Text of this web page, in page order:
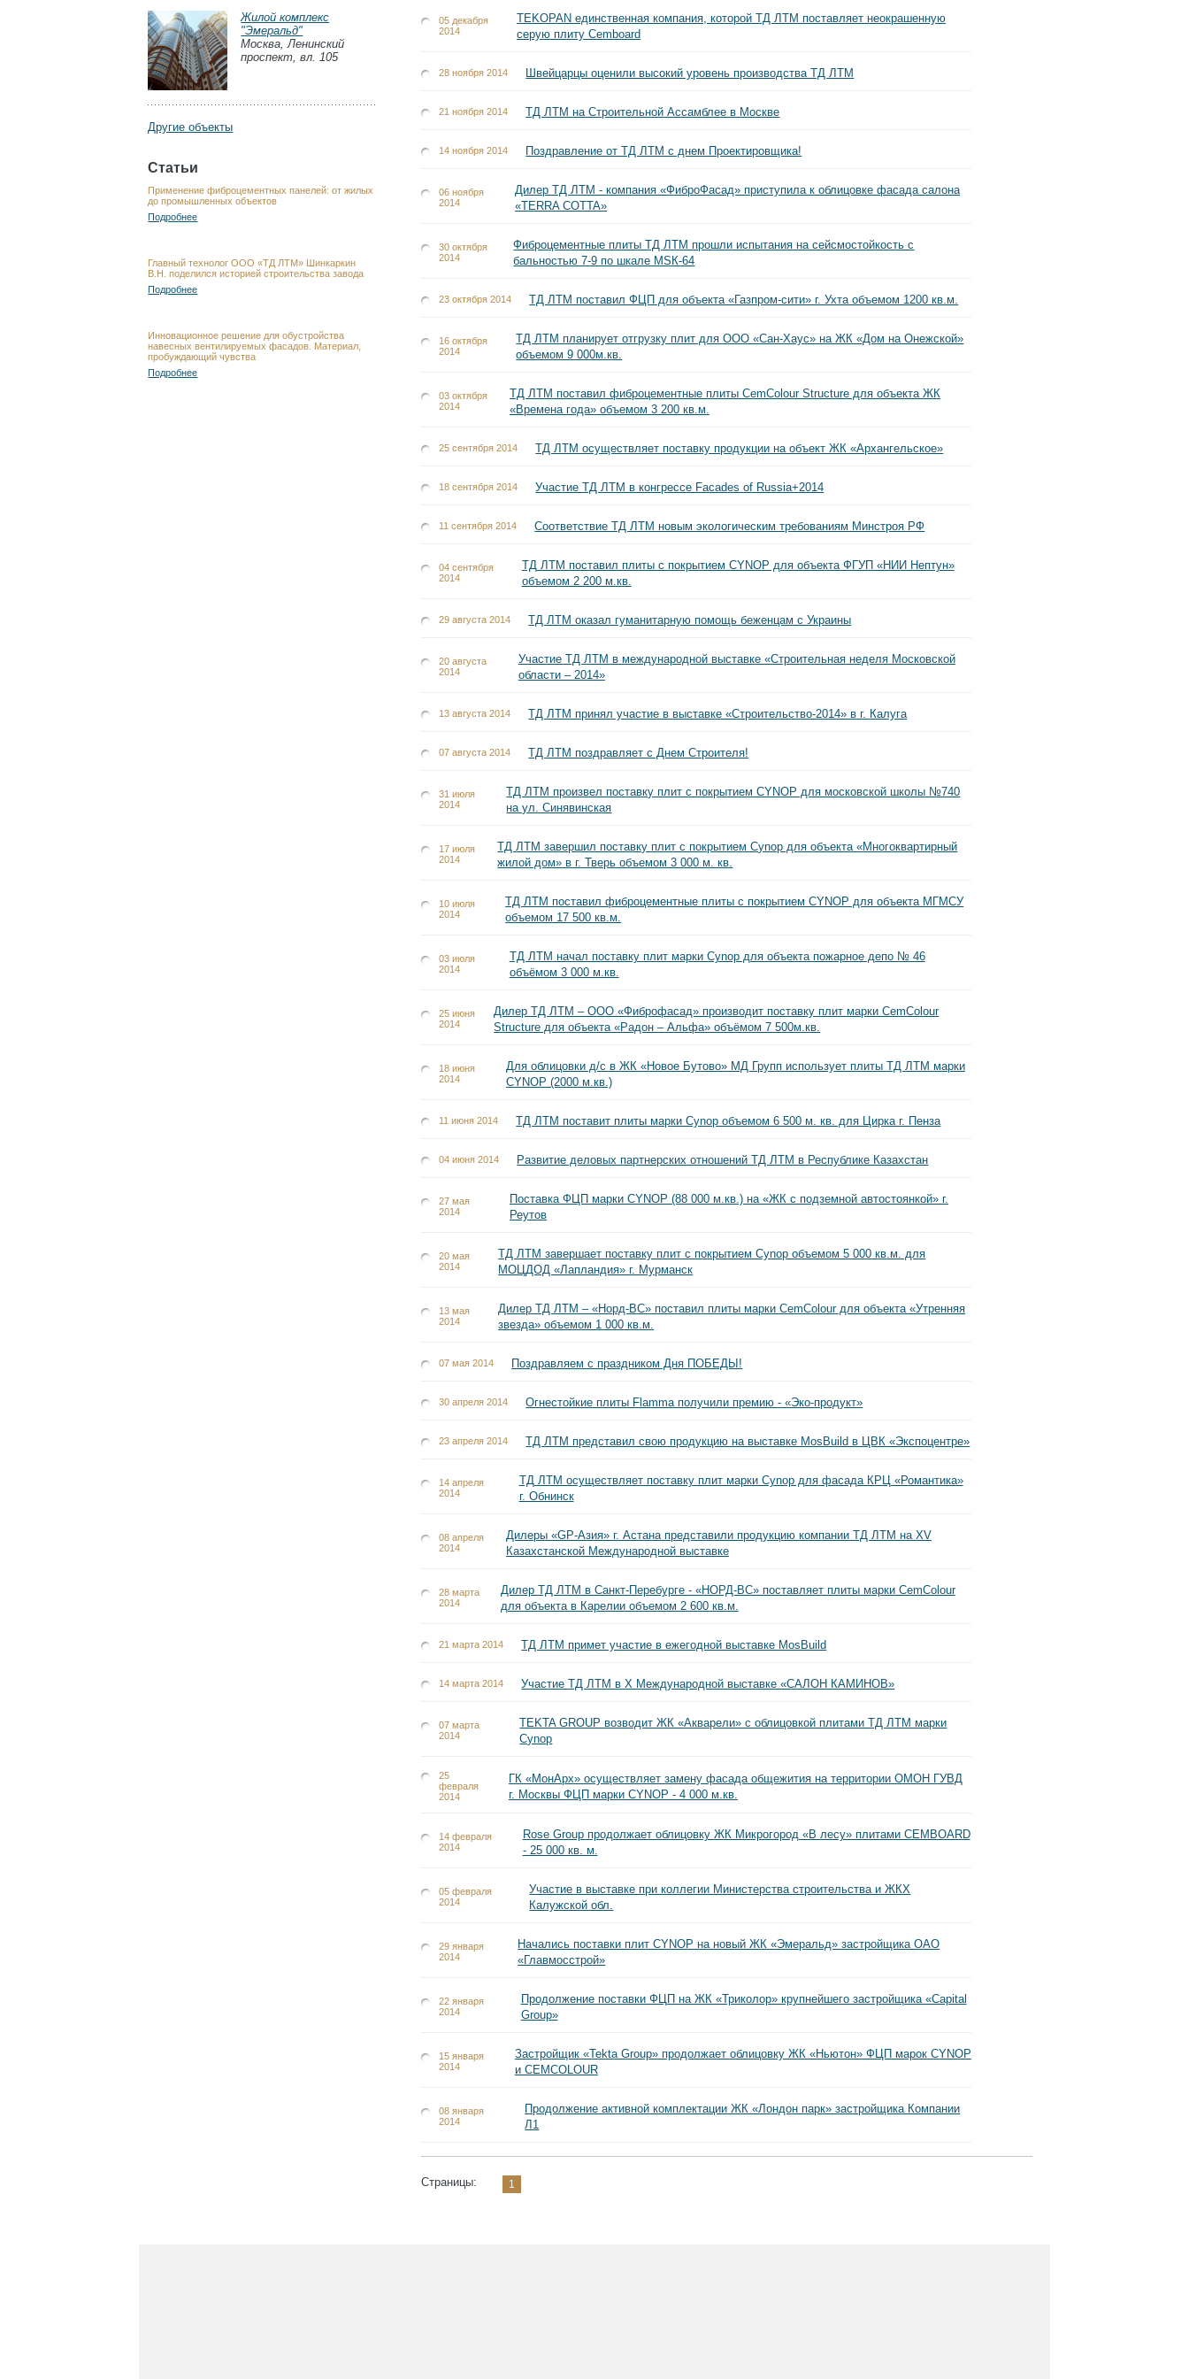
05 декабря
2014
TEKOPAN единственная компания, которой ТД ЛТМ поставляет неокрашенную
серую плиту Cemboard
28 ноября 2014 Швейцарцы оценили высокий уровень производства ТД ЛТМ
21 ноября 2014 ТД ЛТМ на Строительной Ассамблее в Москве
14 ноября 2014 Поздравление от ТД ЛТМ с днем Проектировщика!
06 ноября
2014
Дилер ТД ЛТМ - компания «ФиброФасад» приступила к облицовке фасада салона
«TERRA COTTA»
30 октября
2014
Фиброцементные плиты ТД ЛТМ прошли испытания на сейсмостойкость с
бальностью 7-9 по шкале МSК-64
23 октября 2014 ТД ЛТМ поставил ФЦП для объекта «Газпром-сити» г. Ухта объемом 1200 кв.м.
16 октября
2014
ТД ЛТМ планирует отгрузку плит для ООО «Сан-Хаус» на ЖК «Дом на Онежской»
объемом 9 000м.кв.
03 октября
2014
ТД ЛТМ поставил фиброцементные плиты CemColour Structure для объекта ЖК
«Времена года» объемом 3 200 кв.м.
25 сентября 2014 ТД ЛТМ осуществляет поставку продукции на объект ЖК «Архангельское»
18 сентября 2014 Участие ТД ЛТМ в конгрессе Facades of Russia+2014
11 сентября 2014 Соответствие ТД ЛТМ новым экологическим требованиям Минстроя РФ
04 сентября
2014
ТД ЛТМ поставил плиты с покрытием CYNOP для объекта ФГУП «НИИ Нептун»
объемом 2 200 м.кв.
29 августа 2014 ТД ЛТМ оказал гуманитарную помощь беженцам с Украины
20 августа
2014
Участие ТД ЛТМ в международной выставке «Строительная неделя Московской
области – 2014»
13 августа 2014 ТД ЛТМ принял участие в выставке «Строительство-2014» в г. Калуга
07 августа 2014 ТД ЛТМ поздравляет с Днем Строителя!
31 июля
2014
ТД ЛТМ произвел поставку плит с покрытием CYNOP для московской школы №740
на ул. Синявинская
17 июля
2014
ТД ЛТМ завершил поставку плит с покрытием Cynop для объекта «Многоквартирный
жилой дом» в г. Тверь объемом 3 000 м. кв.
10 июля
2014
ТД ЛТМ поставил фиброцементные плиты с покрытием CYNOP для объекта МГМСУ
объемом 17 500 кв.м.
03 июля
2014
ТД ЛТМ начал поставку плит марки Cynop для объекта пожарное депо № 46
объёмом 3 000 м.кв.
25 июня
2014
Дилер ТД ЛТМ – ООО «Фиброфасад» производит поставку плит марки CemColour
Structure для объекта «Радон – Альфа» объёмом 7 500м.кв.
18 июня
2014
Для облицовки д/с в ЖК «Новое Бутово» МД Групп использует плиты ТД ЛТМ марки
CYNOP (2000 м.кв.)
11 июня 2014 ТД ЛТМ поставит плиты марки Cynop объемом 6 500 м. кв. для Цирка г. Пенза
04 июня 2014 Развитие деловых партнерских отношений ТД ЛТМ в Республике Казахстан
27 мая
2014
Поставка ФЦП марки CYNOP (88 000 м.кв.) на «ЖК с подземной автостоянкой» г.
Реутов
20 мая
2014
ТД ЛТМ завершает поставку плит с покрытием Cynop объемом 5 000 кв.м. для
МОЦДОД «Лапландия» г. Мурманск
13 мая
2014
Дилер ТД ЛТМ – «Норд-ВС» поставил плиты марки CemColour для объекта «Утренняя
звезда» объемом 1 000 кв.м.
07 мая 2014 Поздравляем с праздником Дня ПОБЕДЫ!
30 апреля 2014 Огнестойкие плиты Flamma получили премию - «Эко-продукт»
23 апреля 2014 ТД ЛТМ представил свою продукцию на выставке MosBuild в ЦВК «Экспоцентре»
14 апреля
2014
ТД ЛТМ осуществляет поставку плит марки Cynop для фасада КРЦ «Романтика»
г. Обнинск
08 апреля
2014
Дилеры «GP-Азия» г. Астана представили продукцию компании ТД ЛТМ на XV
Казахстанской Международной выставке
28 марта
2014
Дилер ТД ЛТМ в Санкт-Перебурге - «НОРД-ВС» поставляет плиты марки CemColour
для объекта в Карелии объемом 2 600 кв.м.
21 марта 2014 ТД ЛТМ примет участие в ежегодной выставке MosBuild
14 марта 2014 Участие ТД ЛТМ в Х Международной выставке «САЛОН КАМИНОВ»
07 марта
2014
TEKTA GROUP возводит ЖК «Акварели» с облицовкой плитами ТД ЛТМ марки
Cynop
25
февраля
2014
ГК «МонАрх» осуществляет замену фасада общежития на территории ОМОН ГУВД
г. Москвы ФЦП марки CYNOP - 4 000 м.кв.
14 февраля
2014
Rose Group продолжает облицовку ЖК Микрогород «В лесу» плитами CEMBOARD
- 25 000 кв. м.
05 февраля
2014
Участие в выставке при коллегии Министерства строительства и ЖКХ
Калужской обл.
29 января
2014
Начались поставки плит CYNOP на новый ЖК «Эмеральд» застройщика ОАО
«Главмосстрой»
22 января
2014
Продолжение поставки ФЦП на ЖК «Триколор» крупнейшего застройщика «Capital
Group»
15 января
2014
Застройщик «Tekta Group» продолжает облицовку ЖК «Ньютон» ФЦП марок CYNOP
и CEMCOLOUR
08 января
2014
Продолжение активной комплектации ЖК «Лондон парк» застройщика Компании
Л1
Страницы: 1
Жилой комплекс
"Эмеральд"
Москва, Ленинский
проспект, вл. 105
Другие объекты
Статьи
Применение фиброцементных панелей: от жилых
до промышленных объектов
Подробнее
Главный технолог ООО «ТД ЛТМ» Шинкаркин
В.Н. поделился историей строительства завода
Подробнее
Инновационное решение для обустройства
навесных вентилируемых фасадов. Материал,
пробуждающий чувства
Подробнее